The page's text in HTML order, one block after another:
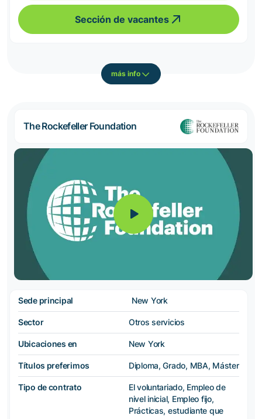
Sección de vacantes
más info
The Rockefeller Foundation
Sede principal New York
Sector Otros servicios
Ubicaciones en New York
Títulos preferimos Diploma, Grado, MBA, Máster
Tipo de contrato
El voluntariado, Empleo de
nivel inicial, Empleo fijo,
Prácticas, estudiante que